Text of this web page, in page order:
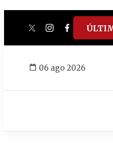
twitterinstagram
facebook
tiktok
06 ago 2026